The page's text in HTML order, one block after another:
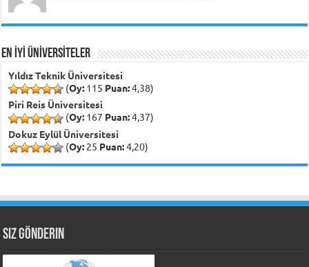
EN İYİ ÜNİVERSİTELER
Yıldız Teknik Üniversitesi
(Oy: 115 Puan:4,38)
Piri Reis Üniversitesi
(Oy: 167 Puan:4,37)
Dokuz Eylül Üniversitesi
(Oy: 25 Puan:4,20)
Siz Gönderin